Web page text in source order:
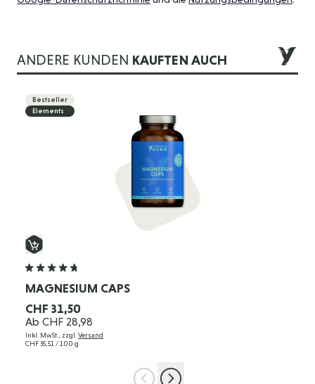
ANDERE KUNDEN KAUFTEN AUCH
Die Navigation durch die Elemente des Karussells ist mit
Drücken Sie, um das Karussell zu überspringen
Drücken Sie, um zur Karussell-Navigation zu gelangen
MAGNESIUM CAPS
CHF 31,50
Ab CHF 28,98
Inkl. MwSt., zzgl. Versand
CHF 35,51 / 100 g
Bestseller
Elements